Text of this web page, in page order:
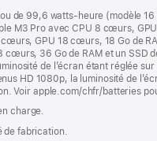
de 99,6 watts-heure (modèle
M3 Pro avec CPU 8 cœurs,
GPU 18 cœurs, 18 Go de
36 Go de RAM et un SSD
de l’écran étant réglée
HD 1080p, la luminosité de
Voir apple.com/chfr/batteries
charge.
fabrication.